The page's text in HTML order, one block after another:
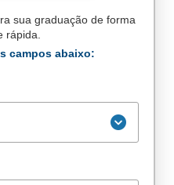
sua graduação de forma
rápida.
campos abaixo: